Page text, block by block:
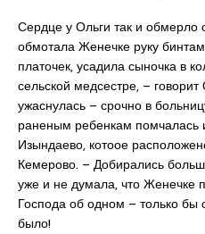
Сердце у Ольги так и обмерло
обмотала Женечке руку
платочек, усадила сыночка в
сельской медсестре, –
ужаснулась – срочно в
раненым ребенкам помчалась
Изындаево, котоое
Кемерово. – Добирались
уже и не думала, что Женечке
Господа об одном – только бы
было!